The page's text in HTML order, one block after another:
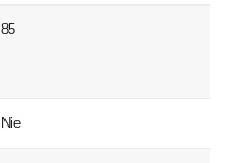
85
Nie